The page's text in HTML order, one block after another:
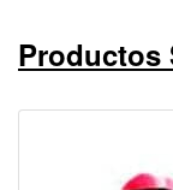
Productos